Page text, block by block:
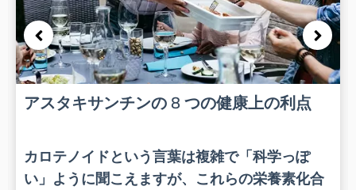
アスタキサンチンの 8 つの健康上の利点
カロテノイドという言葉は複雑で「科学っぽ
い」ように聞こえますが、これらの栄養素化合